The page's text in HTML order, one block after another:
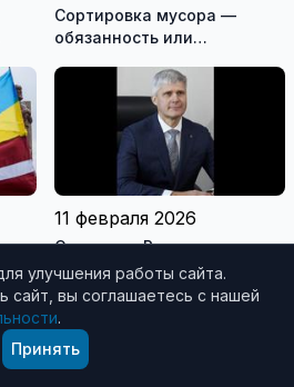
Сортировка мусора —
обязанность или
неё платят жители Риги и
Вильнюса
11 февраля 2026
Скандал в Резекне: мэра
отстранили после отказа в
допуске к гостайне
улучшения работы сайта.
сайт, вы соглашаетесь с нашей
.
Принять